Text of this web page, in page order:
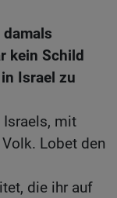
kein Schild
Israel zu
Israels, mit
Lobet den
die ihr auf